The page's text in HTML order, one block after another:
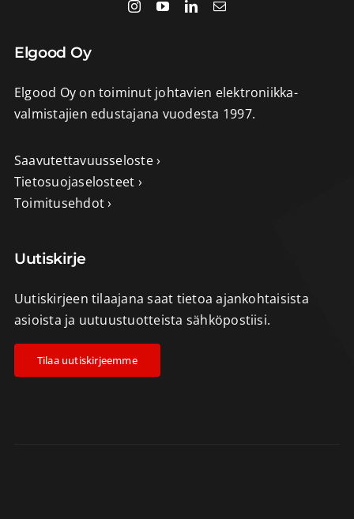
Elgood Oy
Elgood Oy on toiminut johtavien elektroniikka-
valmistajien edustajana vuodesta 1997.
Saavutettavuusseloste ›
Tietosuojaselosteet ›
Toimitusehdot ›
Uutiskirje
Uutiskirjeen tilaajana saat tietoa ajankohtaisista
asioista ja uutuustuotteista sähköpostiisi.
Tilaa uutiskirjeemme